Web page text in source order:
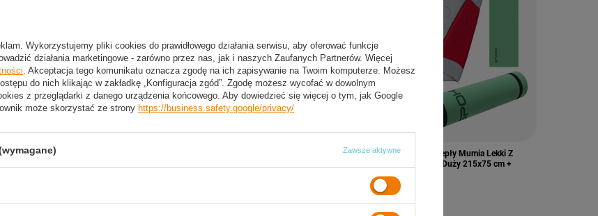
Koperta Pod
Śpiwór Turystyczny Ciepły Mumia Lekki Z
Pokrowcem Kapturem Duży 215x75 cm +
Karimata
99,00 zł
Wykorzystujemy pliki cookies do prawidłowego działania serwisu, aby oferować funkcje
działania marketingowe - zarówno przez nas, jak i naszych Zaufanych Partnerów. Więcej
. Akceptacja tego komunikatu oznacza zgodę na ich zapisywanie na Twoim komputerze. Możesz
do nich klikając w zakładkę „Konfiguracja zgód”. Zgodę możesz wycofać w dowolnym
z przeglądarki z danego urządzenia końcowego. Aby dowiedzieć się więcej o tym, jak Google
może skorzystać ze strony https://business.safety.google/privacy/
Zawsze aktywne